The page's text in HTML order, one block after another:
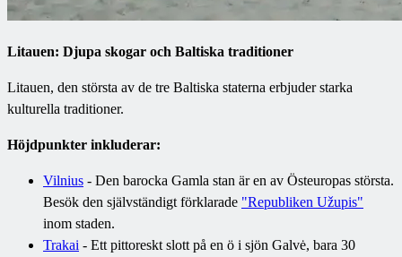
Litauen: Djupa skogar och Baltiska traditioner
Litauen, den största av de tre Baltiska staterna erbjuder starka
kulturella traditioner.
Höjdpunkter inkluderar:
Vilnius - Den barocka Gamla stan är en av Östeuropas största.
Besök den självständigt förklarade "Republiken Užupis"
inom staden.
Trakai - Ett pittoreskt slott på en ö i sjön Galvė, bara 30